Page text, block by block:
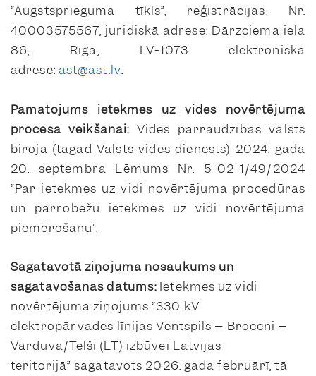
“Augstsprieguma tīkls”, reģistrācijas. Nr.
40003575567, juridiskā adrese: Dārzciema iela
86, Rīga, LV-1073 elektroniskā
adrese: ast@ast.lv.
Pamatojums ietekmes uz vides novērtējuma
procesa veikšanai: Vides pārraudzības valsts
biroja (tagad Valsts vides dienests) 2024. gada
20. septembra Lēmums Nr. 5-02-1/49/2024
“Par ietekmes uz vidi novērtējuma procedūras
un pārrobežu ietekmes uz vidi novērtējuma
piemērošanu”.
Sagatavotā ziņojuma nosaukums un
sagatavošanas datums: Ietekmes uz vidi
novērtējuma ziņojums “330 kV
elektropārvades līnijas Ventspils – Brocēni –
Varduva/Telši (LT) izbūvei Latvijas
teritorijā” sagatavots 2026. gada februārī, tā